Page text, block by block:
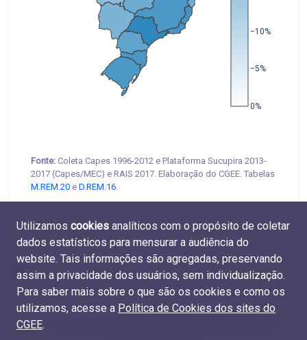
0%
−5%
−10%
Fonte: Coleta Capes 1996-2012 e Plataforma Sucupira 2013-
2017 (Capes/MEC) e RAIS 2017. Elaboração do CGEE. Tabelas
M.REM.20 e D.REM.16.
4.7 Diferença da remuneração das mulheres por grande
Utilizamos cookies analíticos com o propósito de coletar
dados estatísticos para mensurar a audiência do
website. Tais informações são agregadas, preservando
assim a privacidade dos usuários, sem individualização.
Para saber mais sobre o que são os cookies e como os
utilizamos, acesse a Política de Cookies dos sites do
CGEE.